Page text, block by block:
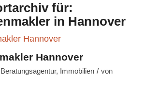
für:
in Hannover
Hannover
Beratungsagentur, Immobilien / von